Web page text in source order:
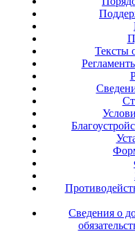
Тексты
Сведения о